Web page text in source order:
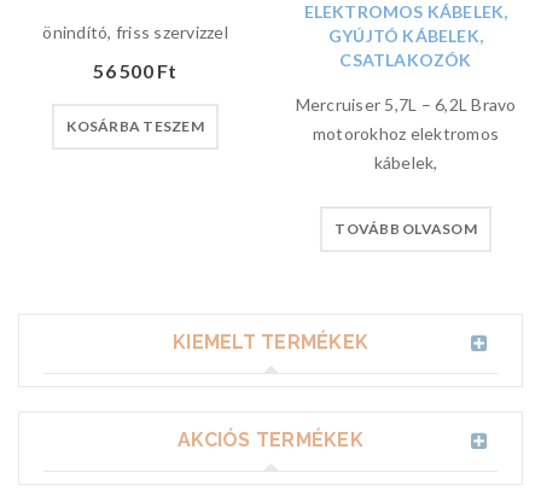
önindító, friss szervizzel
56 500 Ft
KOSÁRBA TESZEM
ELEKTROMOS KÁBELEK,
GYÚJTÓ KÁBELEK,
CSATLAKOZÓK
Mercruiser 5,7L – 6,2L Bravo
motorokhoz elektromos
kábelek,
TOVÁBB OLVASOM
KIEMELT TERMÉKEK
AKCIÓS TERMÉKEK